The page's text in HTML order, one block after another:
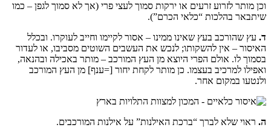
וכן מותר לזרוע זרעים או ירקות סמוך לעצי פרי (אך לא סמוך לגפן – כמו
שיתבאר בהלכות “כלאי הכרם”).
ד. עץ שהורכב בעץ שאינו ממינו – אסור לקיימו וחייב לעוקרו. ובכלל
האיסור – אין להשקותו; לנכש את העשבים השוטים מסביבו, או לעדור
בסמוך לו. אולם הפרי היוצא מן העץ המורכב – מותר באכילה ובהנאה,
ואפילו למרכיב בעצמו. כן מותר לקחת יחור [=ענף] מן העץ המורכב
ולנטעו במקום אחר.
ה. ראוי שלא לברך “ברכת האילנות” על אילנות המורכבים.